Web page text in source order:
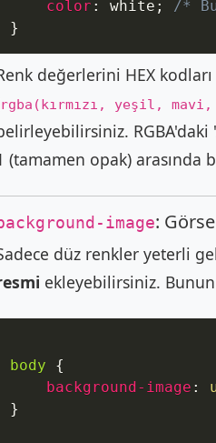
color : white ;
/*
}
değerlerini HEX kodları
rgba(kırmızı, yeşil, mavi,
(tamamen opak) arasında
image:
düz renkler yeterli
ekleyebilirsiniz.
body
{
background-image :
}